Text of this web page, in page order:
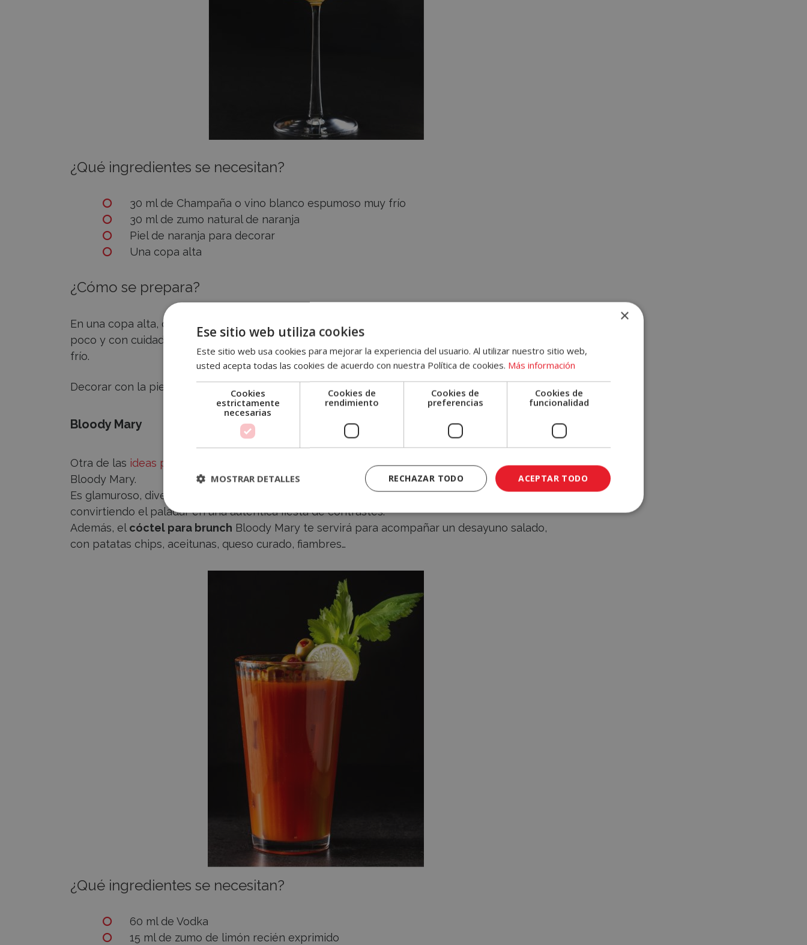
¿Qué ingredientes se necesitan?
30 ml de Champaña o vino blanco espumoso muy frío
30 ml de zumo natural de naranja
Piel de naranja para decorar
Una copa alta
¿Cómo se prepara?
En una copa alta, o de flauta, agregar los 30 ml de zumo de naranja recién exprimido. Poco a
poco y con cuidado de que no rebase, añadimos los 30 ml de champaña o vino espumoso muy
frío.
Decorar con la piel de la naranja y ¡Listo!
Bloody Mary
Otra de las ideas para brunch
que no puedes pasar por alto, es incorporar el mítico cóctel
Bloody Mary.
Es glamuroso, divertido, refrescante y sorprendente, pues mezcla sabores picantes
convirtiendo el paladar en una auténtica fiesta de contrastes.
Además, el cóctel para brunch Bloody Mary te servirá para acompañar un desayuno salado,
con patatas chips, aceitunas, queso curado, fiambres…
¿Qué ingredientes se necesitan?
60 ml de Vodka
15 ml de zumo de limón recién exprimido
×
Ese sitio web utiliza cookies
Este sitio web usa cookies para mejorar la experiencia del usuario. Al utilizar nuestro sitio web,
usted acepta todas las cookies de acuerdo con nuestra Política de cookies. Más información
Cookies
estrictamente
necesarias
Cookies de
rendimiento
Cookies de
preferencias
Cookies de
funcionalidad
ACEPTAR TODO
RECHAZAR TODO
MOSTRAR DETALLES